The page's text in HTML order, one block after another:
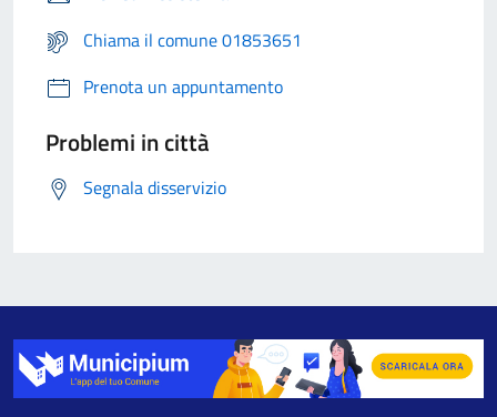
Chiama il comune 01853651
Prenota un appuntamento
Problemi in città
Segnala disservizio